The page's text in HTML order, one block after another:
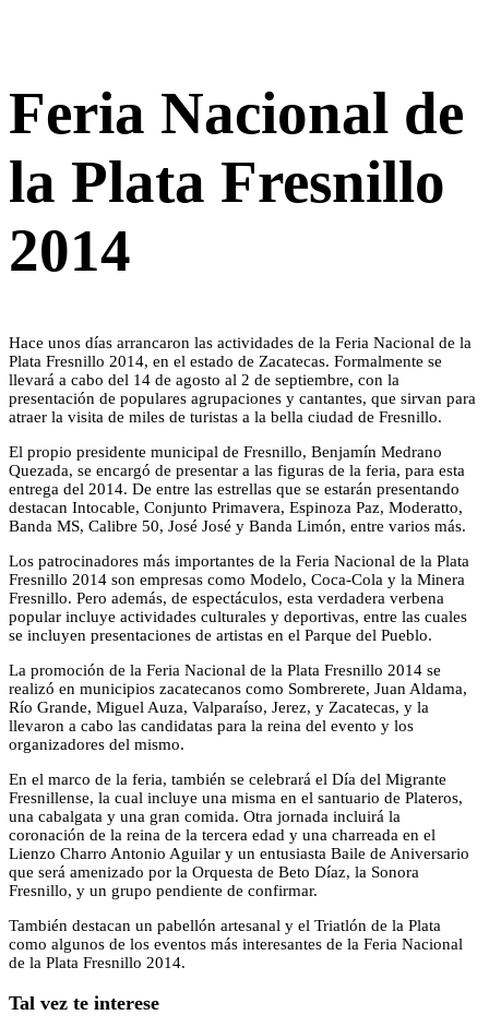
Feria Nacional de
la Plata Fresnillo
2014
Hace unos días arrancaron las actividades de la Feria Nacional de la
Plata Fresnillo 2014, en el estado de Zacatecas. Formalmente se
llevará a cabo del 14 de agosto al 2 de septiembre, con la
presentación de populares agrupaciones y cantantes, que sirvan para
atraer la visita de miles de turistas a la bella ciudad de Fresnillo.
El propio presidente municipal de Fresnillo, Benjamín Medrano
Quezada, se encargó de presentar a las figuras de la feria, para esta
entrega del 2014. De entre las estrellas que se estarán presentando
destacan Intocable, Conjunto Primavera, Espinoza Paz, Moderatto,
Banda MS, Calibre 50, José José y Banda Limón, entre varios más.
Los patrocinadores más importantes de la Feria Nacional de la Plata
Fresnillo 2014 son empresas como Modelo, Coca-Cola y la Minera
Fresnillo. Pero además, de espectáculos, esta verdadera verbena
popular incluye actividades culturales y deportivas, entre las cuales
se incluyen presentaciones de artistas en el Parque del Pueblo.
La promoción de la Feria Nacional de la Plata Fresnillo 2014 se
realizó en municipios zacatecanos como Sombrerete, Juan Aldama,
Río Grande, Miguel Auza, Valparaíso, Jerez, y Zacatecas, y la
llevaron a cabo las candidatas para la reina del evento y los
organizadores del mismo.
En el marco de la feria, también se celebrará el Día del Migrante
Fresnillense, la cual incluye una misma en el santuario de Plateros,
una cabalgata y una gran comida. Otra jornada incluirá la
coronación de la reina de la tercera edad y una charreada en el
Lienzo Charro Antonio Aguilar y un entusiasta Baile de Aniversario
que será amenizado por la Orquesta de Beto Díaz, la Sonora
Fresnillo, y un grupo pendiente de confirmar.
También destacan un pabellón artesanal y el Triatlón de la Plata
como algunos de los eventos más interesantes de la Feria Nacional
de la Plata Fresnillo 2014.
Tal vez te interese